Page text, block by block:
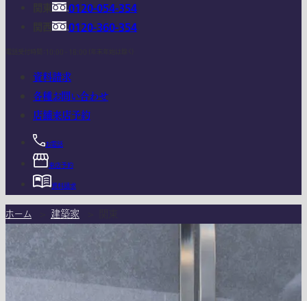
0120-054-354
0120-360-354
資料請求
各種お問い合わせ
店舗来店予約
お電話
来店予約
資料請求
ホーム 建築家